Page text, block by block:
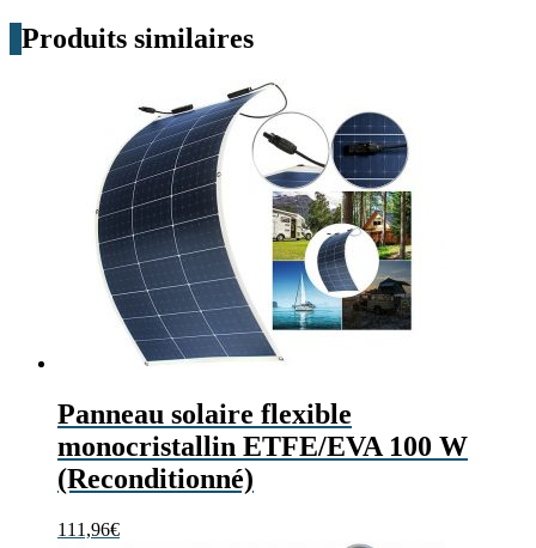
Produits similaires
Panneau solaire flexible
monocristallin ETFE/EVA 100 W
(Reconditionné)
111,96€